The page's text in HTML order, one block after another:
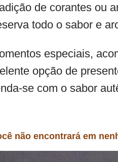
de corantes ou
todo o sabor e
especiais,
opção de
se com o sabor
não encontrará em